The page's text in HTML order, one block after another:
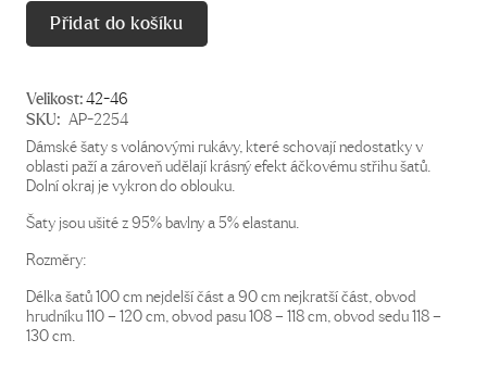
Přidat do košíku
Velikost:42-46
SKU: AP-2254
Dámské šaty s volánovými rukávy, které schovají nedostatky v
oblasti paží a zároveň udělají krásný efekt áčkovému střihu šatů.
Dolní okraj je vykron do oblouku.
Šaty jsou ušité z 95% bavlny a 5% elastanu.
Rozměry:
Délka šatů 100 cm nejdelší část a 90 cm nejkratší část, obvod
hrudníku 110 – 120 cm, obvod pasu 108 – 118 cm, obvod sedu 118 –
130 cm.